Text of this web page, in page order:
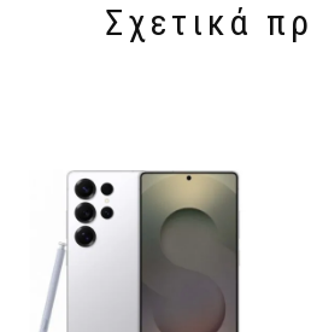
Σχετικά